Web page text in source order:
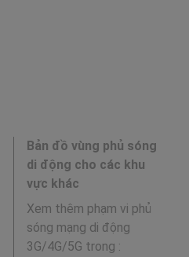
Bản đồ vùng phủ sóng
di động cho các khu
vực khác
Xem thêm phạm vi phủ
sóng mạng di động
3G/4G/5G trong :